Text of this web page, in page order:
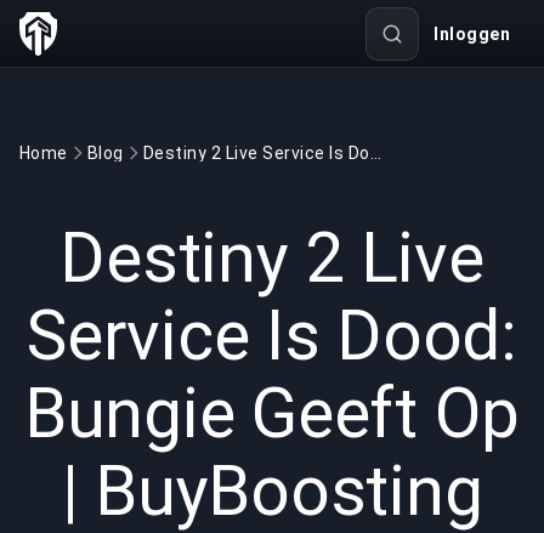
Inloggen
Home Blog
Destiny 2 Live
Service Is Dood:
Bungie Geeft Op
| BuyBoosting